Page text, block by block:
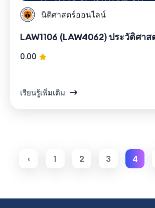
นิติศาสตร์ออนไลน์
LAW1106 (LAW4062) ประวัติศา
0.00
เรียนรู้เพิ่มเติม
‹ 1 2 3 4